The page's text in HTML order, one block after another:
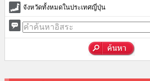
จังหวัดทั้งหมดในประเทศญี่ปุ่น